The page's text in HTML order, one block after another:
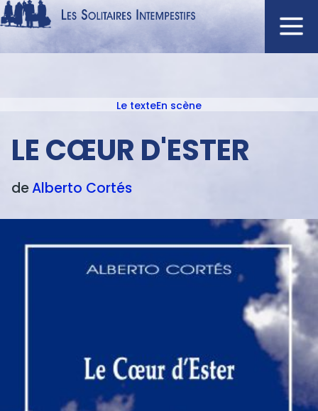
Aller
au
principal
Navigation
AUTEURS
À L'AFFICHE
CRITIQUES
PODCASTS
texte
Le texteEn scène
LE CŒUR D'ESTER
deAlberto Cortés